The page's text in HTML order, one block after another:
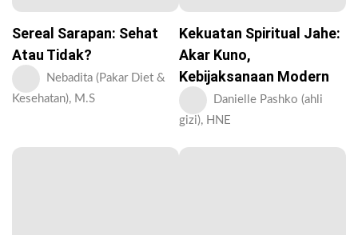
Sereal Sarapan: Sehat
Atau Tidak?
Nebadita (Pakar Diet &
Kesehatan), M.S
Kekuatan Spiritual Jahe:
Akar Kuno,
Kebijaksanaan Modern
Danielle Pashko (ahli
gizi), HNE